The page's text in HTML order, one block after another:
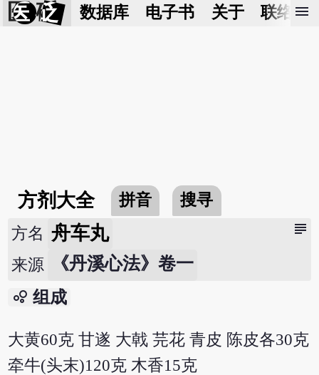
医 砭 数据库 电子书 关于 联络我
menu
方剂大全 拼音 搜寻
subject
方名 舟车丸
来源 《丹溪心法》卷一
bubble_chart 组成
大黄60克 甘遂 大戟 芫花 青皮 陈皮各30克
牵牛(头末)120克 木香15克